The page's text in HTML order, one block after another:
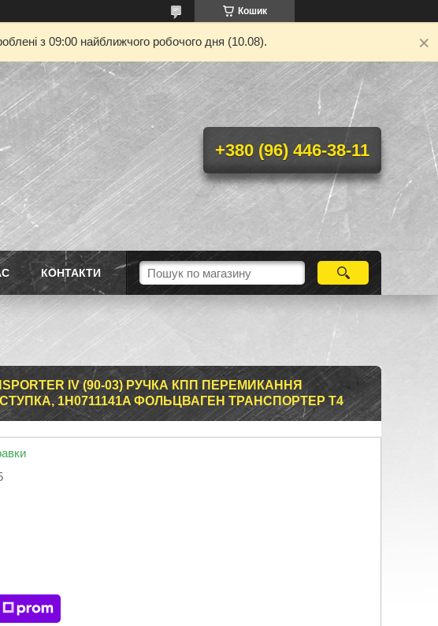
Кошик
з 09:00 найближчого робочого дня (10.08).
+380 (96) 446-38-11
КОНТАКТИ
IV (90-03) РУЧКА КПП ПЕРЕМИКАННЯ
1H0711141A ФОЛЬЦВАГЕН ТРАНСПОРТЕР Т4